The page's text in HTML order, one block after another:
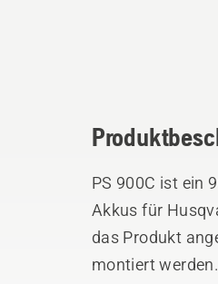
PS 900C ist ein
Akkus für
das Produkt
montiert